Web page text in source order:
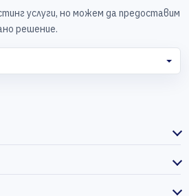
услуги, но можем да предоставим
решение.